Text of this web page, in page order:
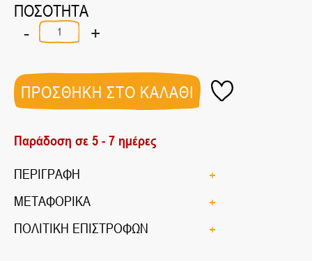
ΠΟΣΟΤΗΤΑ
-
ΜΑΡΜΕΛΑΔΑ
ΦΡΟΥΤΑ
ΔΑΣΟΥΣ
ΒΙΟ
330ΓΡ
ποσότητα
+
ΠΡΟΣΘΗΚΗ ΣΤΟ ΚΑΛΑΘΙ
Παράδοση σε 5 - 7 ημέρες
ΠΕΡΙΓΡΑΦΗ
ΜΕΤΑΦΟΡΙΚΑ
ΠΟΛΙΤΙΚΗ ΕΠΙΣΤΡΟΦΩΝ